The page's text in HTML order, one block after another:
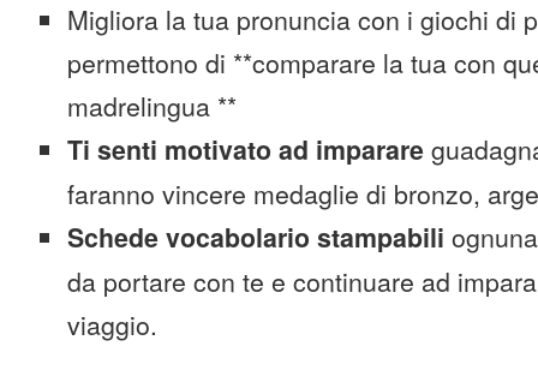
Migliora la tua pronuncia con i giochi di
permettono di **comparare la tua con
madrelingua **
Ti senti motivato ad imparare
faranno vincere medaglie di bronzo,
Schede vocabolario stampabili
da portare con te e continuare ad
viaggio.